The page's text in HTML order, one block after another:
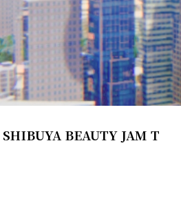
SHIBUYA BEAUTY JAM T